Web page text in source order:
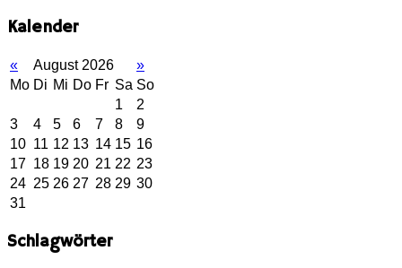
Kalender
« August 2026
»
Mo Di Mi Do Fr Sa So
1
2
3
4 5 6 7 8
9
10 11 12 13 14 15 16
17 18 19 20 21 22 23
24 25 26 27 28 29 30
31
Schlagwörter